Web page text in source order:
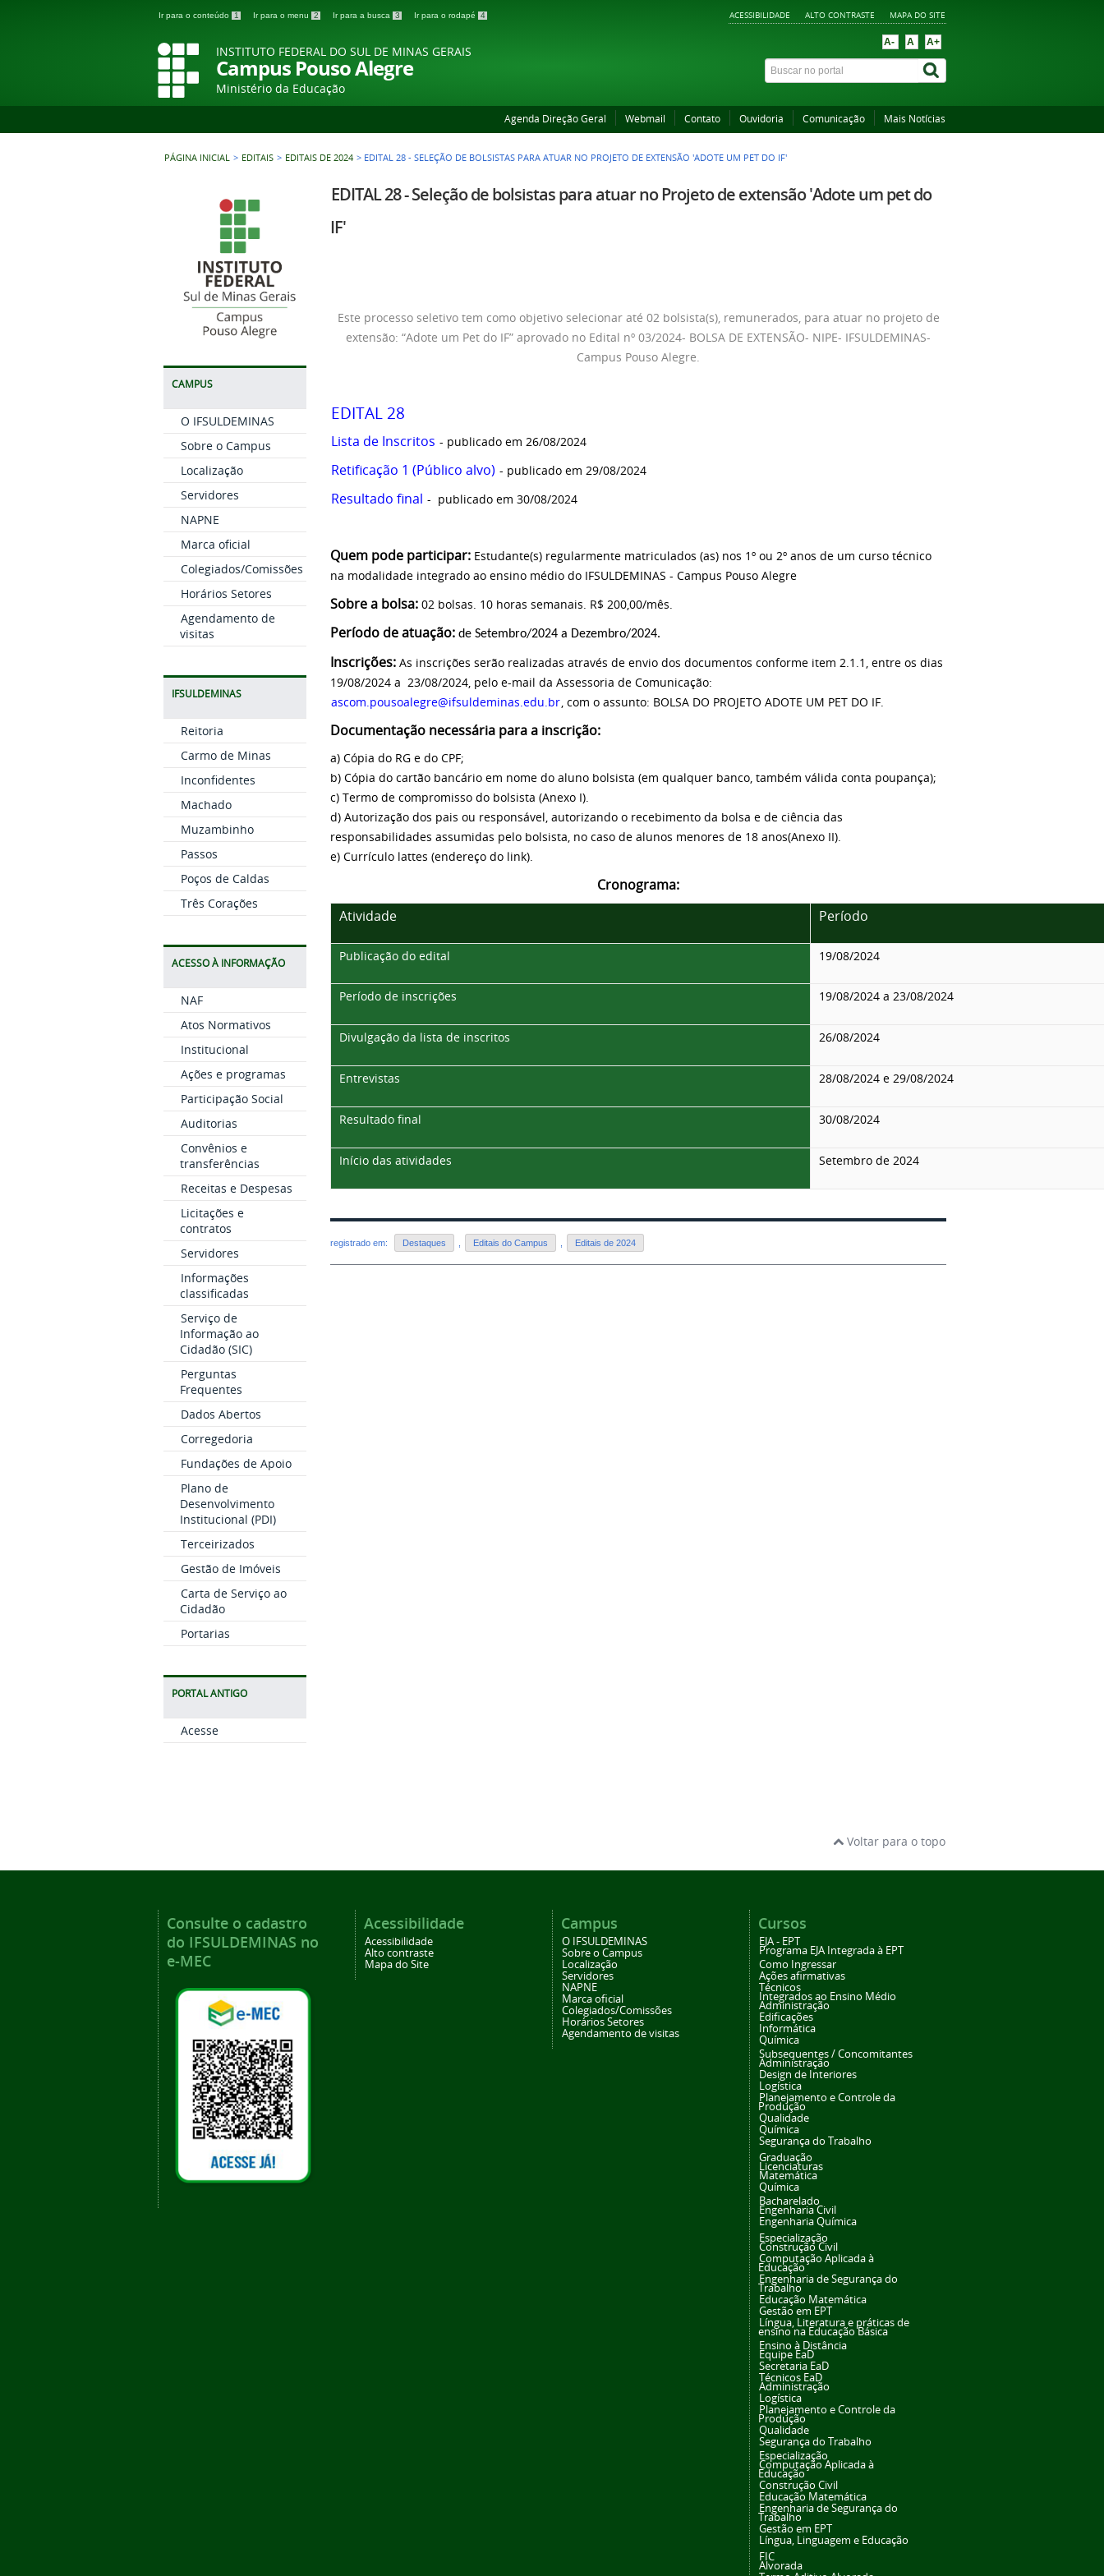
Ir para o conteúdo 1 Ir para o menu 2 Ir para a busca 3 Ir para o rodapé 4 ACESSIBILIDADE ALTO CONTRASTE MAPA DO SITE
INSTITUTO FEDERAL DO SUL DE MINAS GERAIS
Campus Pouso Alegre
Ministério da Educação
A- A A+
Agenda Direção Geral Webmail Contato Ouvidoria Comunicação Mais Notícias
PÁGINA INICIAL > EDITAIS > EDITAIS DE 2024 > EDITAL 28 - SELEÇÃO DE BOLSISTAS PARA ATUAR NO PROJETO DE EXTENSÃO 'ADOTE UM PET DO IF'
CAMPUS
O IFSULDEMINAS
Sobre o Campus
Localização
Servidores
NAPNE
Marca oficial
Colegiados/Comissões
Horários Setores
Agendamento de
visitas
IFSULDEMINAS
Reitoria
Carmo de Minas
Inconfidentes
Machado
Muzambinho
Passos
Poços de Caldas
Três Corações
ACESSO À INFORMAÇÃO
NAF
Atos Normativos
Institucional
Ações e programas
Participação Social
Auditorias
Convênios e
transferências
Receitas e Despesas
Licitações e
contratos
Servidores
Informações
classificadas
Serviço de
Informação ao
Cidadão (SIC)
Perguntas
Frequentes
Dados Abertos
Corregedoria
Fundações de Apoio
Plano de
Desenvolvimento
Institucional (PDI)
Terceirizados
Gestão de Imóveis
Carta de Serviço ao
Cidadão
Portarias
PORTAL ANTIGO
Acesse
EDITAL 28 - Seleção de bolsistas para atuar no Projeto de extensão 'Adote um pet do
IF'
Este processo seletivo tem como objetivo selecionar até 02 bolsista(s), remunerados, para atuar no projeto de
extensão: “Adote um Pet do IF” aprovado no Edital nº 03/2024- BOLSA DE EXTENSÃO- NIPE- IFSULDEMINAS-
Campus Pouso Alegre.
EDITAL 28
Lista de Inscritos - publicado em 26/08/2024
Retificação 1 (Público alvo) - publicado em 29/08/2024
Resultado final - publicado em 30/08/2024
Quem pode participar: Estudante(s) regularmente matriculados (as) nos 1º ou 2º anos de um curso técnico
na modalidade integrado ao ensino médio do IFSULDEMINAS - Campus Pouso Alegre
Sobre a bolsa: 02 bolsas. 10 horas semanais. R$ 200,00/mês.
Período de atuação: de Setembro/2024 a Dezembro/2024.
Inscrições: As inscrições serão realizadas através de envio dos documentos conforme item 2.1.1, entre os dias
19/08/2024 a 23/08/2024, pelo e-mail da Assessoria de Comunicação:
ascom.pousoalegre@ifsuldeminas.edu.br, com o assunto: BOLSA DO PROJETO ADOTE UM PET DO IF.
Documentação necessária para a inscrição:
a) Cópia do RG e do CPF;
b) Cópia do cartão bancário em nome do aluno bolsista (em qualquer banco, também válida conta poupança);
c) Termo de compromisso do bolsista (Anexo I).
d) Autorização dos pais ou responsável, autorizando o recebimento da bolsa e de ciência das
responsabilidades assumidas pelo bolsista, no caso de alunos menores de 18 anos(Anexo II).
e) Currículo lattes (endereço do link).
Cronograma:
Atividade
Período
Publicação do edital 19/08/2024
Período de inscrições 19/08/2024 a 23/08/2024
Divulgação da lista de inscritos 26/08/2024
Entrevistas 28/08/2024 e 29/08/2024
Resultado final 30/08/2024
Início das atividades Setembro de 2024
registrado em: Destaques Editais do Campus Editais de 2024
Voltar para o topo
Consulte o cadastro
do IFSULDEMINAS no
e-MEC
Acessibilidade
Acessibilidade
Alto contraste
Mapa do Site
Campus
O IFSULDEMINAS
Sobre o Campus
Localização
Servidores
NAPNE
Marca oficial
Colegiados/Comissões
Horários Setores
Agendamento de visitas
Cursos
EJA - EPT
Programa EJA Integrada à EPT
Como Ingressar
Ações afirmativas
Técnicos
Integrados ao Ensino Médio
Administração
Edificações
Informática
Química
Subsequentes / Concomitantes
Administração
Design de Interiores
Logística
Planejamento e Controle da
Produção
Qualidade
Química
Segurança do Trabalho
Graduação
Licenciaturas
Matemática
Química
Bacharelado
Engenharia Civil
Engenharia Química
Especialização
Construção Civil
Computação Aplicada à
Educação
Engenharia de Segurança do
Trabalho
Educação Matemática
Gestão em EPT
Língua, Literatura e práticas de
ensino na Educação Básica
Ensino à Distância
Equipe EaD
Secretaria EaD
Técnicos EaD
Administração
Logística
Planejamento e Controle da
Produção
Qualidade
Segurança do Trabalho
Especialização
Computação Aplicada à
Educação
Construção Civil
Educação Matemática
Engenharia de Segurança do
Trabalho
Gestão em EPT
Língua, Linguagem e Educação
FIC
Alvorada